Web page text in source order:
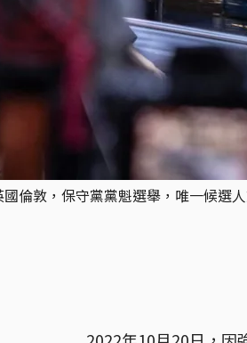
倫敦，保守黨黨魁選舉，唯一候選